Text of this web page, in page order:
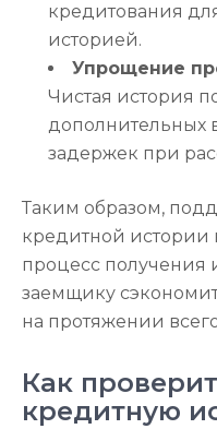
кредитования
историей.
Упрощение
Чистая история
дополнительных
задержек при
Таким образом,
кредитной истории
процесс получения
заемщику
на протяжении
Как
кредитную